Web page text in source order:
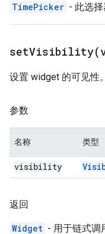
TimePicker - 此选择
setVisibility(
设置 widget 的可见性
参数
名称 类型
visibility
返回
Widget - 用于链式调